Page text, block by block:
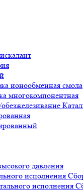
ионообменная смола
многокомпонентная
давления